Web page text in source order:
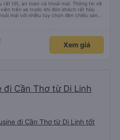
rất tốt, an toàn và thoải mái. Thông tin về
trên xe trước khi đón khách rất hữu
mái với nhiều tùy chọn đèn chiếu sáng
tiện. Nhân viên rất lịch sự và xe đến
Xem giá
đi Cần Thơ từ Di Linh
đi Cần Thơ từ Di Linh tốt